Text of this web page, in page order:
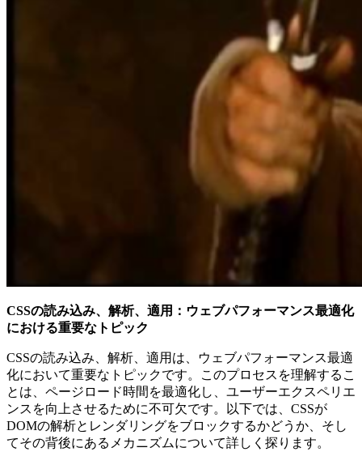
CSSの読み込み、解析、適用：ウェブパフォーマンス最適化
における重要なトピック
CSSの読み込み、解析、適用は、ウェブパフォーマンス最適
化において重要なトピックです。このプロセスを理解するこ
とは、ページロード時間を最適化し、ユーザーエクスペリエ
ンスを向上させるために不可欠です。以下では、CSSが
DOMの解析とレンダリングをブロックするかどうか、そし
てその背後にあるメカニズムについて詳しく探ります。